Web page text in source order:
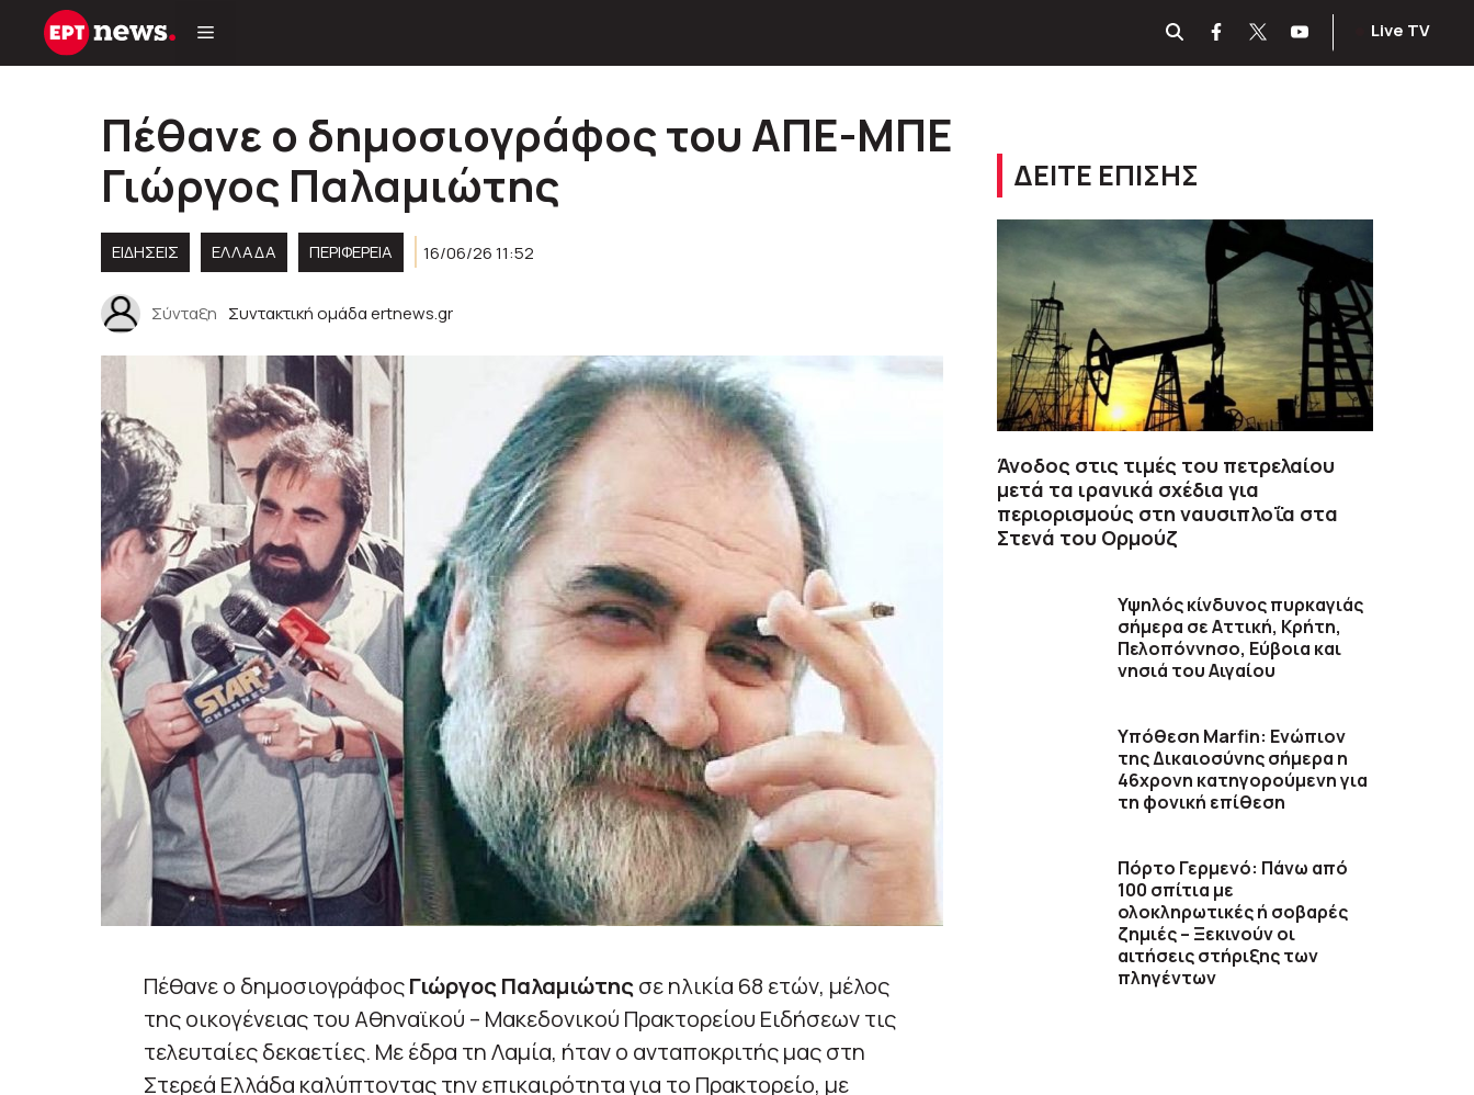
Μετάβαση
Live TV
Πέθανε ο δημοσιογράφος του ΑΠΕ-ΜΠΕ
Γιώργος Παλαμιώτης
ΕΙΔΗΣΕΙΣ ΕΛΛΑΔΑ ΠΕΡΙΦΈΡΕΙΑ 16/06/26 11:52
Σύνταξη Συντακτική ομάδα ertnews.gr
Πέθανε ο δημοσιογράφοςΓιώργος Παλαμιώτηςσε ηλικία 68 ετών, μέλος
της οικογένειας του Αθηναϊκού – Μακεδονικού Πρακτορείου Ειδήσεων τις
τελευταίες δεκαετίες. Με έδρα τη Λαμία, ήταν ο ανταποκριτής μας στη
Στερεά Ελλάδα καλύπτοντας την επικαιρότητα για το Πρακτορείο, με
ΔΕΙΤΕ ΕΠΙΣΗΣ
Άνοδος στις τιμές του πετρελαίου
μετά τα ιρανικά σχέδια για
περιορισμούς στη ναυσιπλοΐα στα
Στενά του Ορμούζ
Υψηλός κίνδυνος πυρκαγιάς
σήμερα σε Αττική, Κρήτη,
Πελοπόννησο, Εύβοια και
νησιά του Αιγαίου
Υπόθεση Marfin: Ενώπιον
της Δικαιοσύνης σήμερα η
46χρονη κατηγορούμενη για
τη φονική επίθεση
Πόρτο Γερμενό: Πάνω από
100 σπίτια με
ολοκληρωτικές ή σοβαρές
ζημιές – Ξεκινούν οι
αιτήσεις στήριξης των
πληγέντων